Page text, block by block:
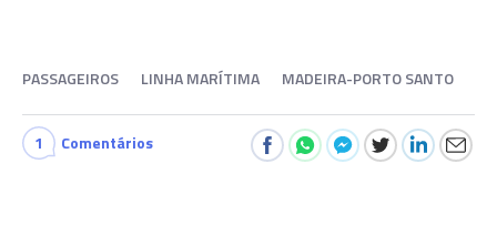
PASSAGEIROS LINHA MARÍTIMA MADEIRA-PORTO SANTO
1 Comentários